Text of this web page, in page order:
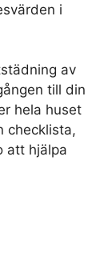
i
av
till din
hela huset
checklista,
att hjälpa